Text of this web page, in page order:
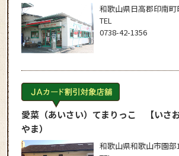
和歌山県日高郡印南町
TEL
0738-42-1356
愛菜（あいさい）てまりっこ 【いさお
やま）
和歌山県和歌山市園部